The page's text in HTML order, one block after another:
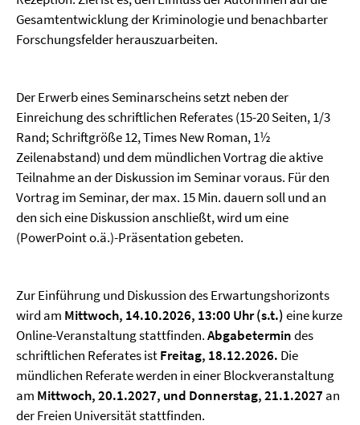
Gesamtentwicklung der Kriminologie und benachbarter
Forschungsfelder herauszuarbeiten.
Der Erwerb eines Seminarscheins setzt neben der
Einreichung des schriftlichen Referates (15-20 Seiten, 1/3
Rand; Schriftgröße 12, Times New Roman, 1½
Zeilenabstand) und dem mündlichen Vortrag die aktive
Teilnahme an der Diskussion im Seminar voraus. Für den
Vortrag im Seminar, der max. 15 Min. dauern soll und an
den sich eine Diskussion anschließt, wird um eine
(PowerPoint o.ä.)-Präsentation gebeten.
Zur Einführung und Diskussion des Erwartungshorizonts
wird am Mittwoch, 14.10.2026, 13:00 Uhr (s.t.)eine kurze
Online-Veranstaltung stattfinden.Abgabetermindes
schriftlichen Referates istFreitag, 18.12.2026. Die
mündlichen Referate werden in einer Blockveranstaltung
am Mittwoch,20.1.2027, und Donnerstag, 21.1.2027 an
der Freien Universität stattfinden.